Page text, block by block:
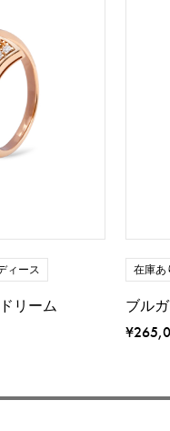
ィース
リーム
在庫あ
ブル